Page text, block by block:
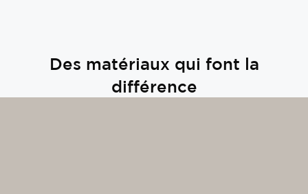
Des matériaux qui font la
différence